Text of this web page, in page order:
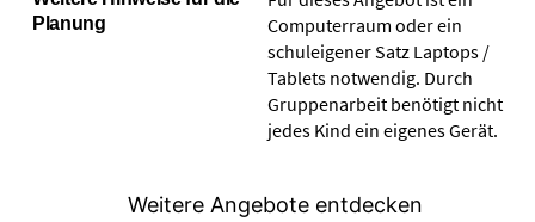
Planung
Computerraum oder ein
schuleigener Satz Laptops /
Tablets notwendig. Durch
Gruppenarbeit benötigt nicht
jedes Kind ein eigenes Gerät.
Weitere Angebote entdecken